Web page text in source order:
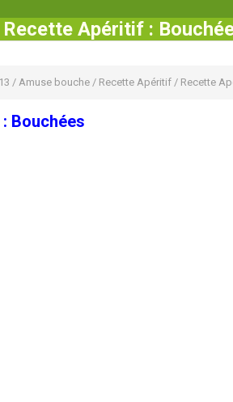
Recette Apéritif :
/ Amuse bouche / Recette Apéritif / Recette Apéritif :
Bouchées